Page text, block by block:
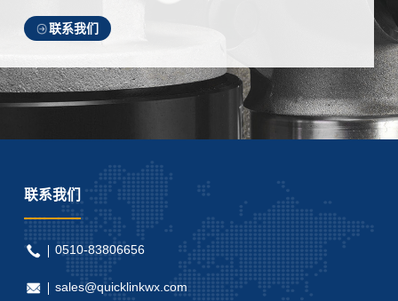
联系我们
联系我们
0510-83806656
sales@quicklinkwx.com